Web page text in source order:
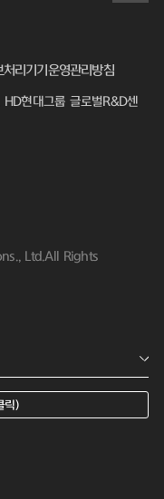
처리기기운영관리방침
현대그룹 글로벌R&D센
Ltd.All Rights
릭)